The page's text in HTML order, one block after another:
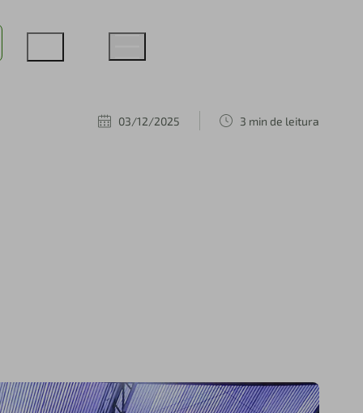
03/12/2025 3 min de leitura